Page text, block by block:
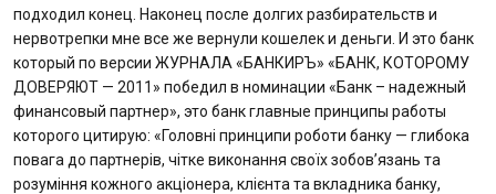
подходил конец. Наконец после долгих разбирательств и
нервотрепки мне все же вернули кошелек и деньги. И это банк
который по версии ЖУРНАЛА «БАНКИРЪ» «БАНК, КОТОРОМУ
ДОВЕРЯЮТ — 2011» победил в номинации «Банк – надежный
финансовый партнер», это банк главные принципы работы
которого цитирую: «Головні принципи роботи банку — глибока
повага до партнерів, чітке виконання своїх зобов’язань та
розуміння кожного акціонера, клієнта та вкладника банку,